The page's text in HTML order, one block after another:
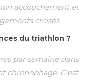
accouchement et
croisés.
du triathlon ?
par semaine dans
chronophage. C’est